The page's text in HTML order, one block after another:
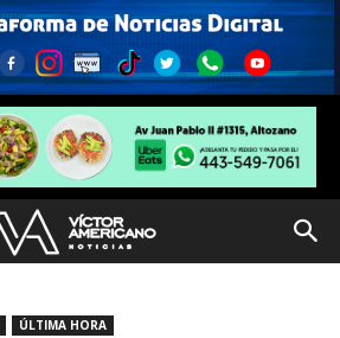
ÚLTIMA HORA